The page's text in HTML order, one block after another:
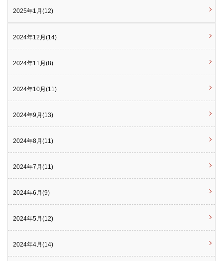
2025年1月(12)
2024年12月(14)
2024年11月(8)
2024年10月(11)
2024年9月(13)
2024年8月(11)
2024年7月(11)
2024年6月(9)
2024年5月(12)
2024年4月(14)